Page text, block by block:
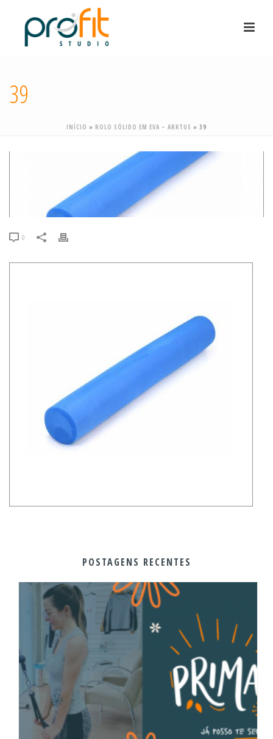
39
INÍCIO » ROLO SÓLIDO EM EVA – ARKTUS » 39
0
POSTAGENS RECENTES